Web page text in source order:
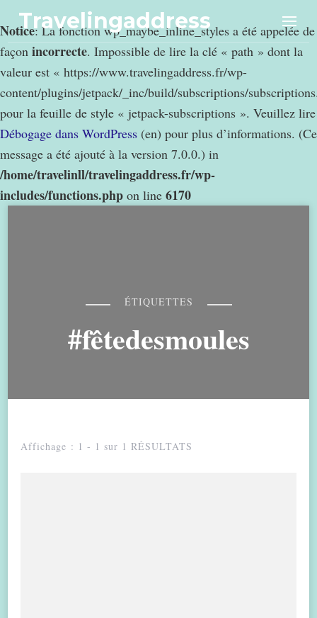
Notice: La fonction wp_maybe_inline_styles a été appelée de
façon incorrecte. Impossible de lire la clé « path » dont la
valeur est « https://www.travelingaddress.fr/wp-
content/plugins/jetpack/_inc/build/subscriptions/
pour la feuille de style « jetpack-subscriptions ». Veuillez lire
Débogage dans WordPress (en) pour plus d’informations. (Ce
message a été ajouté à la version 7.0.0.) in
/home/travelinll/travelingaddress.fr/wp-
includes/functions.php on line 6170
Travelingaddress
ÉTIQUETTES
#fêtedesmoules
Affichage : 1 - 1 sur 1 RÉSULTATS